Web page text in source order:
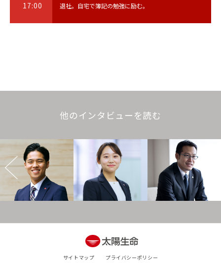
17:00 退社。自宅で簿記の勉強に励む。
他のインタビューを読む
サイトマップ プライバシーポリシー